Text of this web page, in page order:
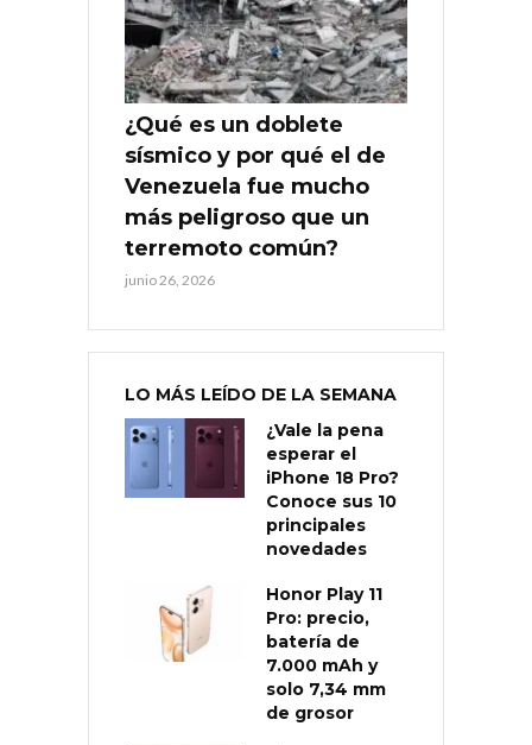
¿Qué es un doblete
sísmico y por qué el de
Venezuela fue mucho
más peligroso que un
terremoto común?
junio 26, 2026
LO MÁS LEÍDO DE LA SEMANA
¿Vale la pena
esperar el
iPhone 18 Pro?
Conoce sus 10
principales
novedades
Honor Play 11
Pro: precio,
batería de
7.000 mAh y
solo 7,34 mm
de grosor